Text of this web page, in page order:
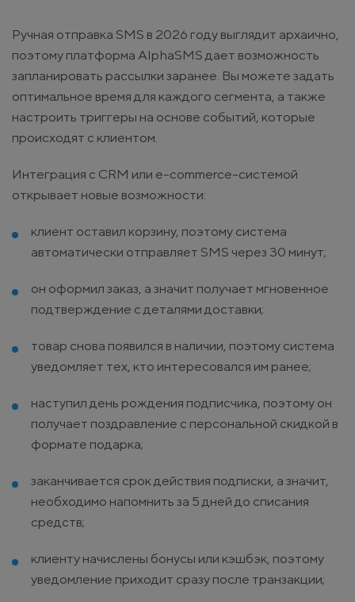
Ручная отправка SMS в 2026 году выглядит архаично,
поэтому платформа AlphaSMS дает возможность
запланировать рассылки заранее. Вы можете задать
оптимальное время для каждого сегмента, а также
настроить триггеры на основе событий, которые
происходят с клиентом.
Интеграция с CRM или e-commerce-системой
открывает новые возможности:
клиент оставил корзину, поэтому система
автоматически отправляет SMS через 30 минут;
он оформил заказ, а значит получает мгновенное
подтверждение с деталями доставки;
товар снова появился в наличии, поэтому система
уведомляет тех, кто интересовался им ранее;
наступил день рождения подписчика, поэтому он
получает поздравление с персональной скидкой в
формате подарка;
заканчивается срок действия подписки, а значит,
необходимо напомнить за 5 дней до списания
средств;
клиенту начислены бонусы или кэшбэк, поэтому
уведомление приходит сразу после транзакции;